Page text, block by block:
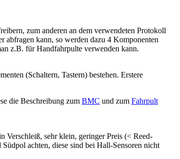
zum anderen an dem verwendeten Protokoll
abfragen kann, so werden dazu 4 Komponenten
z.B. für Handfahrpulte verwenden kann.
(Schaltern, Tastern) bestehen. Erstere
die Beschreibung zum BMC und zum Fahrpult
Verschleiß, sehr klein, geringer Preis (< Reed-
achten, diese sind bei Hall-Sensoren nicht